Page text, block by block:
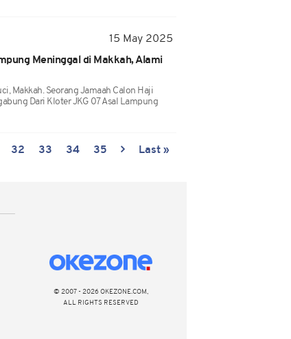
15 May 2025
Meninggal di Makkah, Alami
Makkah. Seorang Jamaah Calon Haji
Dari Kloter JKG 07 Asal Lampung
32 33 34 35 Last »
© 2007 - 2026 OKEZONE.COM,
ALL RIGHTS RESERVED